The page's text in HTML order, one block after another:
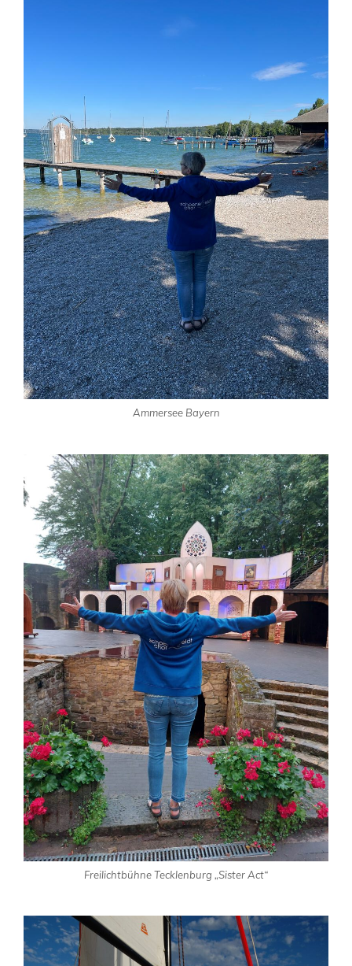
Ammersee Bayern
Freilichtbühne Tecklenburg „Sister Act“